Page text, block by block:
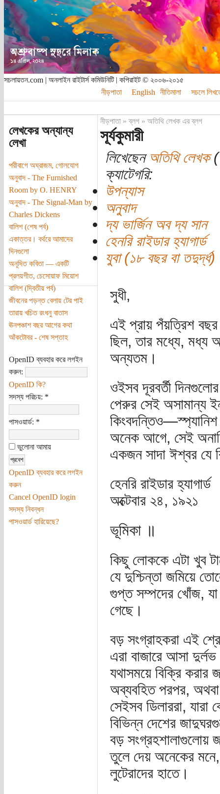
সচলায়তন.com | অনলাইন রাইটার্স কমিউনিটি | কপিরাইট © ২০০৬-২০১৫
নীড়পাতা
English নীতিমালা সচলে
লেখকের অন্যান্য
লেখা
পরীবাগে অঘ্রাজম, গোলযোগ
অনুবাদ - The Furnished
Room by O. HENRY
অনুবাদ - The Signal-Man by
Charles Dickens
বালিশ (শেষ পর্ব)
একাত্তর। বর্থরে আমাদের
দিনগুলো
অনূদিত কবিতা — একটি
প্রলয়গীত, চেসোয়াফ মিয়োশ
বালিশ (দ্বিতীয় পর্ব)
জীবনের পড়ন্ত বেলায় টের পাই
তারায় খচিত রংধনু বাতাস
ঊনপঞ্চাশ বছর আগের কথা
আঁকটোবর - শেষ সপ্তাহ
OpenID ব্যবহার করে লগইন
করুন:
OpenID কি?
সদস্য পরিচয়: *
পাসওয়ার্ড: *
ভুলোনা আমায়
OpenID ব্যবহার করে লগইন
করুন
Cancel OpenID login
সদস্য নিবন্ধন
পাসওয়ার্ড হারিয়েছে?
নীড়পাতা»ব্লগ» অতিথি লেখক এর ব্লগ
সূর্যকুমারী
লিখেছেন অতিথি লেখক
ক্যাটেগরি:
উপন্যাস
অনুবাদ
দ্য ভার্জিন অব দ্য সান
হেনরি রাইডার হ্যাগার্ড
যুবা (১৮ বছর বা তদুর্দ্ধ)
সুধী,
এই প্রায় পঁয়ত্রিশ বছর
ছিল, তার মধ্যে, মধ্য
অন্যতম।
ওইসব দূরবর্তী
পেরুর সেই অসামান্য
অনেক আগে, সেই
একজন সাদা ঈশ্বর যে
হেনরি রাইডার হ্যাগার্ড
অক্টেবার ২৪, ১৯২১
ভূমিকা ॥
কিছু লোককে এটা খুব
যে দুশ্চিন্তা জমিয়ে
গুপ্ত সম্পদের খোঁজ, যা
গেছে।
বড় সংগ্রাহকরা এই
এরা বাজারে আসা
যথাসময়ে বিক্রি করার
অব্যবহিত পরপর,
সেইসব ডিলাররা, যারা
বিভিন্ন দেশের
বড় সংগ্রহশালাগুলোয়
তুলে দেয় অনেকের
লুটেরাদের হাতে।